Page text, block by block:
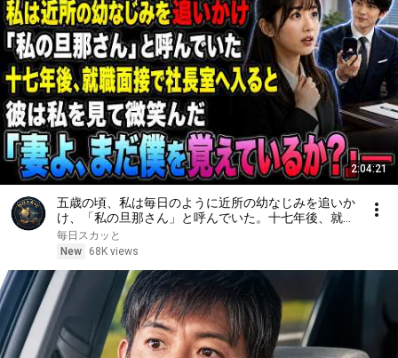
2:04:21
五歳の頃、私は毎日のように近所の幼なじみを追いか
け、「私の旦那さん」と呼んでいた。十七年後、就職
面接で社長室へ入ると、彼は私を見て微笑んだ。「妻
よ、まだ僕を覚えているか？」――
毎日スカッと
New
68K views